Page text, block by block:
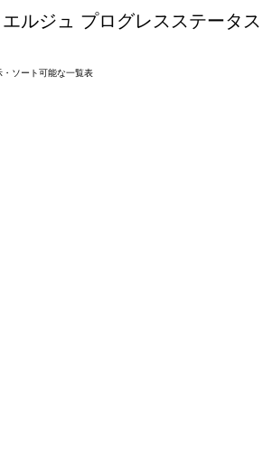
ルジュ プログレスステータス
ソート可能な一覧表